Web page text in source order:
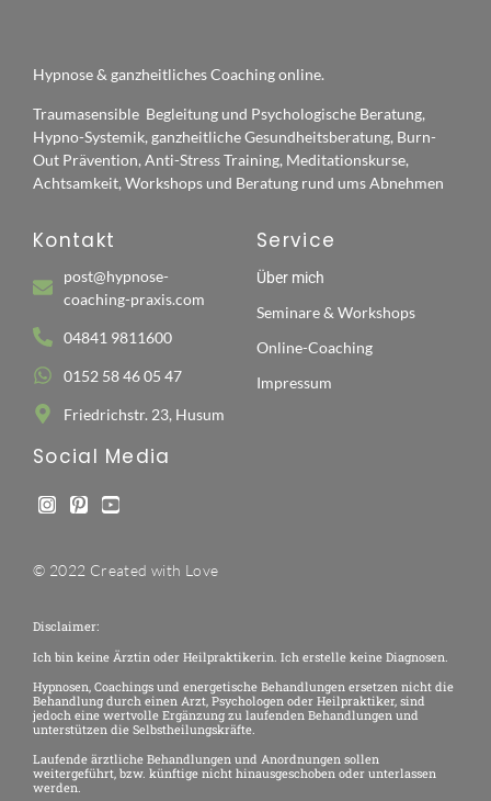
Hypnose & ganzheitliches Coaching online.
Traumasensible Begleitung und Psychologische Beratung,
Hypno-Systemik, ganzheitliche Gesundheitsberatung, Burn-
Out Prävention, Anti-Stress Training, Meditationskurse,
Achtsamkeit, Workshops und Beratung rund ums Abnehmen
Kontakt
post@hypnose-
coaching-praxis.com
04841 9811600
0152 58 46 05 47
Friedrichstr. 23, Husum
Service
Über mich
Seminare & Workshops
Online-Coaching
Impressum
Social Media
© 2022 Created with Love
Disclaimer:
Ich bin keine Ärztin oder Heilpraktikerin. Ich erstelle keine Diagnosen.
Hypnosen, Coachings und energetische Behandlungen ersetzen nicht die
Behandlung durch einen Arzt, Psychologen oder Heilpraktiker, sind
jedoch eine wertvolle Ergänzung zu laufenden Behandlungen und
unterstützen die Selbstheilungskräfte.
Laufende ärztliche Behandlungen und Anordnungen sollen
weitergeführt, bzw. künftige nicht hinausgeschoben oder unterlassen
werden.